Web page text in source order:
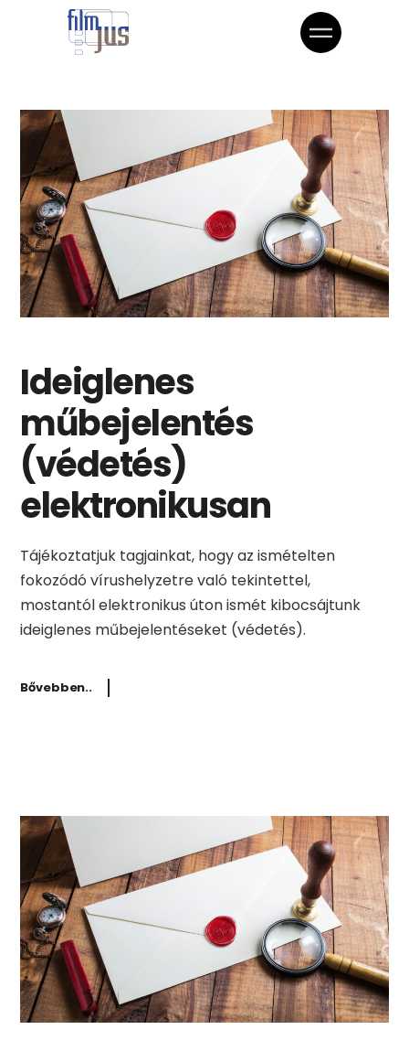
Ideiglenes
műbejelentés
(védetés)
elektronikusan
Tájékoztatjuk tagjainkat, hogy az ismételten
fokozódó vírushelyzetre való tekintettel,
mostantól elektronikus úton ismét kibocsájtunk
ideiglenes műbejelentéseket (védetés).
Bővebben..